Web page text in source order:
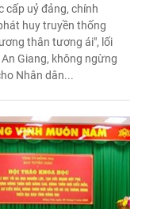
cấp uỷ đảng, chính
huy truyền thống
thân tương ái", lối
Giang, không ngừng
Nhân dân...